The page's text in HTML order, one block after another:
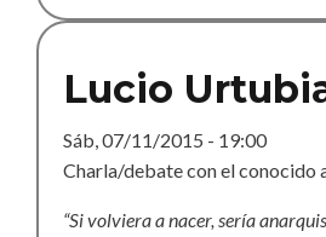
Lucio
Sáb, 07/11/2015 - 19:00
Charla/debate con el conocido
“Si volviera a nacer, sería